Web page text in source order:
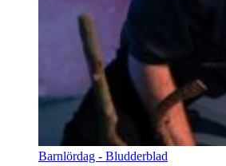
Barnlördag - Bludderblad